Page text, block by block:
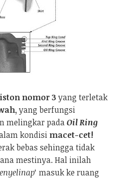
nomor 3 yang terletak
yang berfungsi
melingkar padaOil Ring
kondisi macet-cet!
bebas sehingga tidak
mestinya. Hal inilah
‘ masuk ke ruang